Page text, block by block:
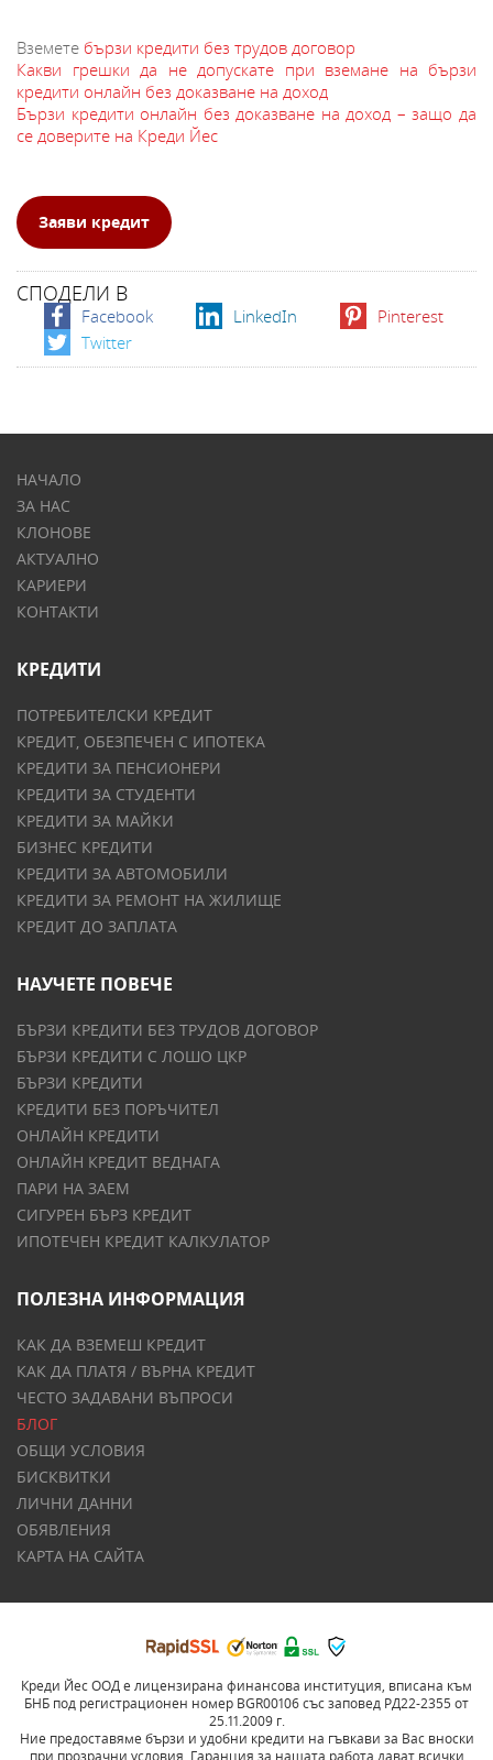
Вземете бързи кредити без трудов договор
Какви грешки да не допускате при вземане на бързи
кредити онлайн без доказване на доход
Бързи кредити онлайн без доказване на доход – защо да
се доверите на Креди Йес
Заяви кредит
СПОДЕЛИ В
Facebook LinkedIn
Pinterest
Twitter
НАЧАЛО
ЗА НАС
КЛОНОВЕ
АКТУАЛНО
КАРИЕРИ
КОНТАКТИ
КРЕДИТИ
ПОТРЕБИТЕЛСКИ КРЕДИТ
КРЕДИТ, ОБЕЗПЕЧЕН С ИПОТЕКА
КРЕДИТИ ЗА ПЕНСИОНЕРИ
КРЕДИТИ ЗА СТУДЕНТИ
КРЕДИТИ ЗА МАЙКИ
БИЗНЕС КРЕДИТИ
КРЕДИТИ ЗА АВТОМОБИЛИ
КРЕДИТИ ЗА РЕМОНТ НА ЖИЛИЩЕ
КРЕДИТ ДО ЗАПЛАТА
НАУЧЕТЕ ПОВЕЧЕ
БЪРЗИ КРЕДИТИ БЕЗ ТРУДОВ ДОГОВОР
БЪРЗИ КРЕДИТИ С ЛОШО ЦКР
БЪРЗИ КРЕДИТИ
КРЕДИТИ БЕЗ ПОРЪЧИТЕЛ
ОНЛАЙН КРЕДИТИ
ОНЛАЙН КРЕДИТ ВЕДНАГА
ПАРИ НА ЗАЕМ
СИГУРЕН БЪРЗ КРЕДИТ
ИПОТЕЧЕН КРЕДИТ КАЛКУЛАТОР
ПОЛЕЗНА ИНФОРМАЦИЯ
КАК ДА ВЗЕМЕШ КРЕДИТ
КАК ДА ПЛАТЯ / ВЪРНА КРЕДИТ
ЧЕСТО ЗАДАВАНИ ВЪПРОСИ
БЛОГ
ОБЩИ УСЛОВИЯ
БИСКВИТКИ
ЛИЧНИ ДАННИ
ОБЯВЛЕНИЯ
КАРТА НА САЙТА
Креди Йес ООД е лицензирана финансова институция, вписана към
БНБ под регистрационен номер BGR00106 със заповед РД22-2355 от
25.11.2009 г.
Ние предоставяме бързи и удобни кредити на гъвкави за Вас вноски
при прозрачни условия. Гаранция за нашата работа дават всички